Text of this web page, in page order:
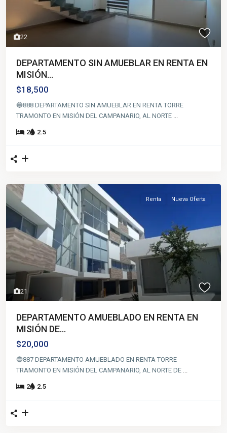
22
DEPARTAMENTO SIN AMUEBLAR EN RENTA EN
MISIÓN...
$18,500
🔵888 DEPARTAMENTO SIN AMUEBLAR EN RENTA TORRE
TRAMONTO EN MISIÓN DEL CAMPANARIO, AL NORTE ...
2 2.5
21
Renta Nueva Oferta
DEPARTAMENTO AMUEBLADO EN RENTA EN
MISIÓN DE...
$20,000
🔵887 DEPARTAMENTO AMUEBLADO EN RENTA TORRE
TRAMONTO EN MISIÓN DEL CAMPANARIO, AL NORTE DE ...
2 2.5